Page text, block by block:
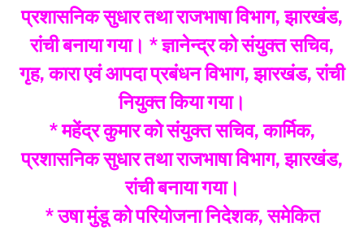
प्रशासनिक सुधार तथा राजभाषा विभाग, झारखंड,
रांची बनाया गया। * ज्ञानेन्द्र को संयुक्त सचिव,
गृह, कारा एवं आपदा प्रबंधन विभाग, झारखंड, रांची
नियुक्त किया गया।
* महेंद्र कुमार को संयुक्त सचिव, कार्मिक,
प्रशासनिक सुधार तथा राजभाषा विभाग, झारखंड,
रांची बनाया गया।
* उषा मुंडू को परियोजना निदेशक, समेकित